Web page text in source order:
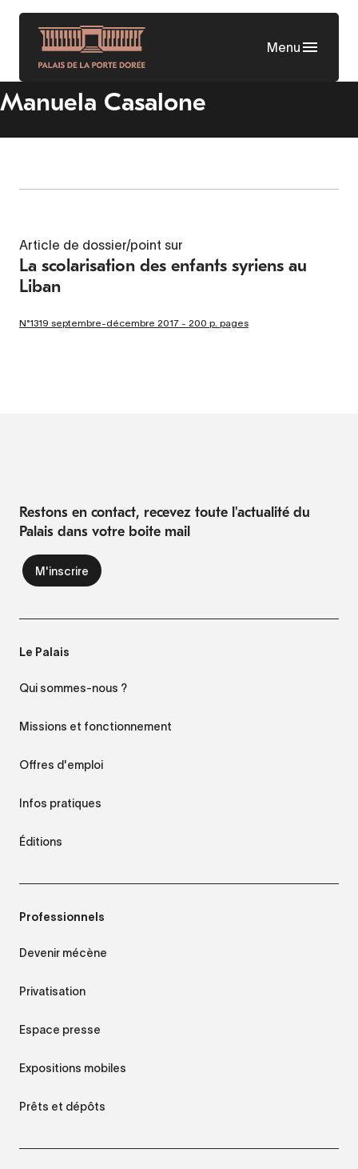
Aller
contenu
principal
Menu
Manuela Casalone
Article de dossier/point sur
La scolarisation des enfants syriens au
Liban
N°1319 septembre-décembre 2017 - 200 p. pages
Restons en contact, recevez toute l'actualité du
Palais dans votre boite mail
Le Palais
Qui sommes-nous ?
Missions et fonctionnement
Offres d'emploi
Infos pratiques
Éditions
Professionnels
Devenir mécène
Privatisation
Espace presse
Expositions mobiles
Prêts et dépôts